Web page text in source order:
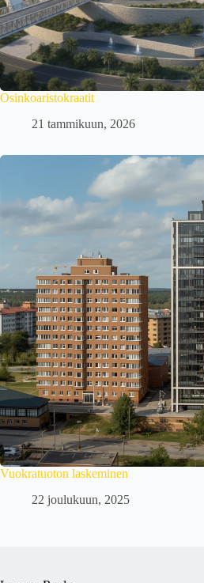
Osinkoaristokraatit
21 tammikuun, 2026
Vuokratuoton laskeminen
22 joulukuun, 2025